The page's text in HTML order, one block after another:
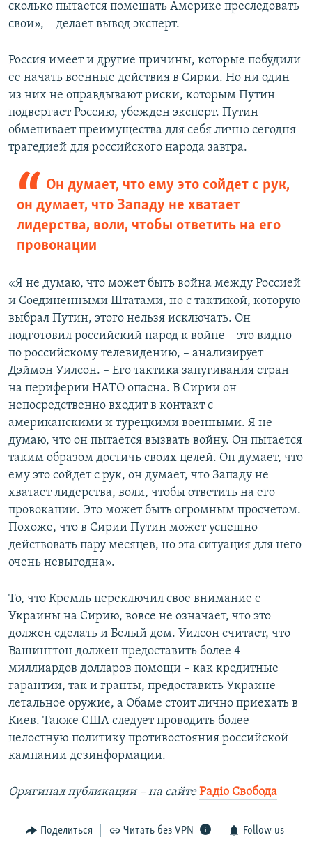
сколько пытается помешать Америке преследовать
свои», – делает вывод эксперт.
Россия имеет и другие причины, которые побудили
ее начать военные действия в Сирии. Но ни один
из них не оправдывают риски, которым Путин
подвергает Россию, убежден эксперт. Путин
обменивает преимущества для себя лично сегодня
трагедией для российского народа завтра.
Он думает, что ему это сойдет с рук,
он думает, что Западу не хватает
лидерства, воли, чтобы ответить на его
провокации
«Я не думаю, что может быть война между Россией
и Соединенными Штатами, но с тактикой, которую
выбрал Путин, этого нельзя исключать. Он
подготовил российский народ к войне – это видно
по российскому телевидению, – анализирует
Дэймон Уилсон. – Его тактика запугивания стран
на периферии НАТО опасна. В Сирии он
непосредственно входит в контакт с
американскими и турецкими военными. Я не
думаю, что он пытается вызвать войну. Он пытается
таким образом достичь своих целей. Он думает, что
ему это сойдет с рук, он думает, что Западу не
хватает лидерства, воли, чтобы ответить на его
провокации. Это может быть огромным просчетом.
Похоже, что в Сирии Путин может успешно
действовать пару месяцев, но эта ситуация для него
очень невыгодна».
То, что Кремль переключил свое внимание с
Украины на Сирию, вовсе не означает, что это
должен сделать и Белый дом. Уилсон считает, что
Вашингтон должен предоставить более 4
миллиардов долларов помощи – как кредитные
гарантии, так и гранты, предоставить Украине
летальное оружие, а Обаме стоит лично приехать в
Киев. Также США следует проводить более
целостную политику противостояния российской
кампании дезинформации.
Оригинал публикации – на сайте Радіо Свобода
Поделиться Читать без VPN Follow us